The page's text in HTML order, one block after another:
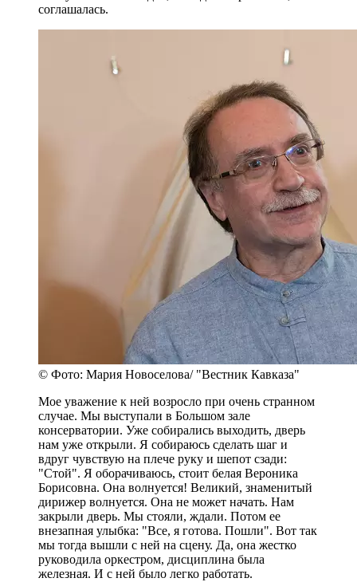
соглашалась.
© Фото: Мария Новоселова/ "Вестник Кавказа"
Мое уважение к ней возросло при очень странном
случае. Мы выступали в Большом зале
консерватории. Уже собирались выходить, дверь
нам уже открыли. Я собираюсь сделать шаг и
вдруг чувствую на плече руку и шепот сзади:
"Стой". Я оборачиваюсь, стоит белая Вероника
Борисовна. Она волнуется! Великий, знаменитый
дирижер волнуется. Она не может начать. Нам
закрыли дверь. Мы стояли, ждали. Потом ее
внезапная улыбка: "Все, я готова. Пошли". Вот так
мы тогда вышли с ней на сцену. Да, она жестко
руководила оркестром, дисциплина была
железная. И с ней было легко работать.